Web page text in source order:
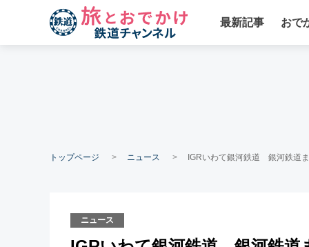
最新記事 おで
トップページ ニュース IGRいわて銀河鉄道 銀河鉄道
ニュース